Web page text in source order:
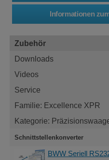
Zubehör
Downloads
Videos
Service
Familie: Excellence XPR
Kategorie:
Schnittstellenkonverter
BWW Seriell